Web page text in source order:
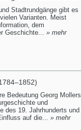
Stadtrundgänge gibt es
Varianten. Meist
dem
Geschichte...
» mehr
Bedeutung Georg Mollers
und
des 19. Jahrhunderts und
auf die... » mehr